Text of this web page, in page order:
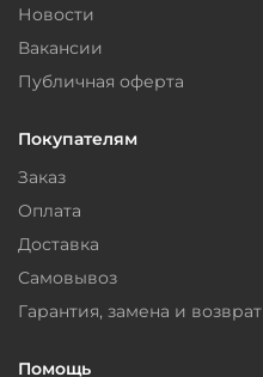
Новости
Вакансии
Публичная оферта
Покупателям
Заказ
Оплата
Доставка
Самовывоз
Гарантия, замена и возврат
Помощь